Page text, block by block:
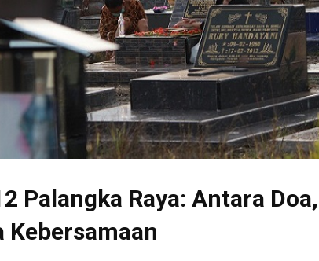
Palangka Raya: Antara
Kebersamaan